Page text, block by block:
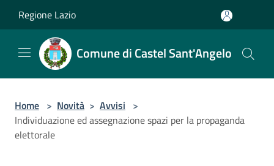
Regione Lazio
Comune di Castel Sant'Angelo
Home > Novità > Avvisi >
Individuazione ed assegnazione spazi per la propaganda
elettorale